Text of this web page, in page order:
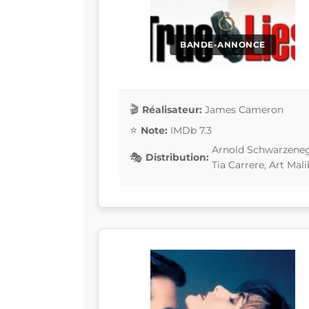
BANDE-ANNONCE
Réalisateur: James Cameron
Note: IMDb 7.3
Distribution:
Arnold
Tia Carrere, Art